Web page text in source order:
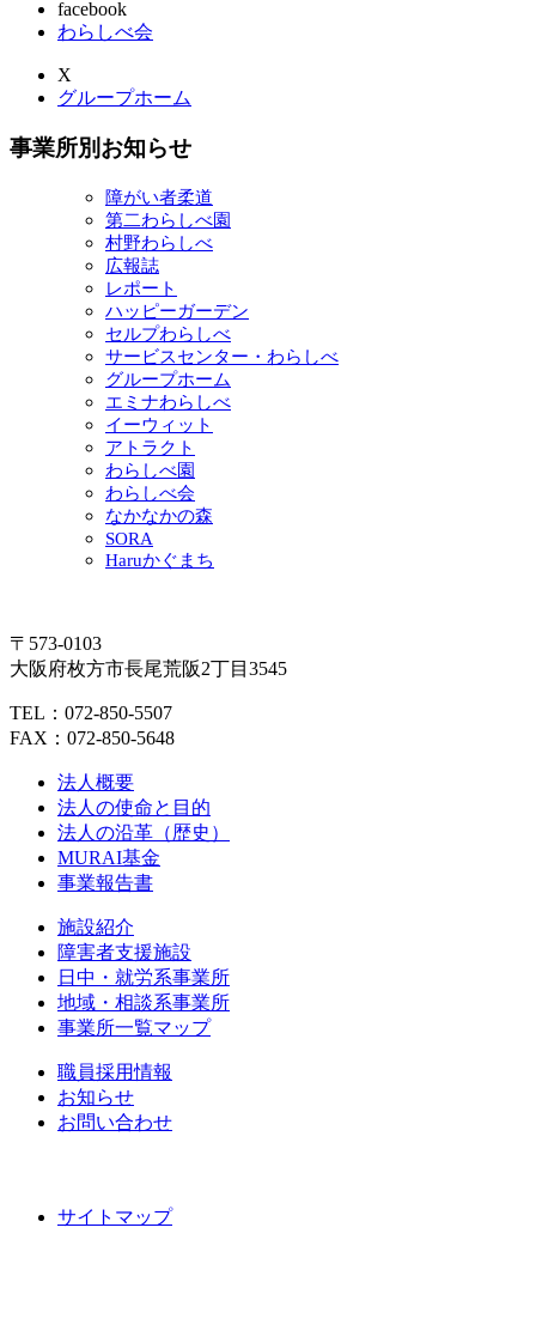
facebook
わらしべ会
X
グループホーム
事業所別お知らせ
障がい者柔道
第二わらしべ園
村野わらしべ
広報誌
レポート
ハッピーガーデン
セルプわらしべ
サービスセンター・わらしべ
グループホーム
エミナわらしべ
イーウィット
アトラクト
わらしべ園
わらしべ会
なかなかの森
SORA
Haruかぐまち
〒573-0103
大阪府枚方市長尾荒阪2丁目3545
TEL：072-850-5507
FAX：072-850-5648
法人概要
法人の使命と目的
法人の沿革（歴史）
MURAI基金
事業報告書
施設紹介
障害者支援施設
日中・就労系事業所
地域・相談系事業所
事業所一覧マップ
職員採用情報
お知らせ
お問い合わせ
サイトマップ